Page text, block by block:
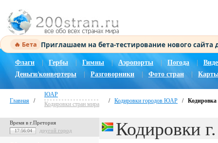
🔥 Бета Приглашаем на бета-тестирование нового
Флаги Гербы Гимны | Аэропорты Погода |
Деньги/конвертеры
Разговорники Фото стран
Главная /
ЮАР
Кодировки стран мира
/ Кодировки городов ЮАР / Кодировка
Время в г.Претория
17:56:05 другой город Кодировки